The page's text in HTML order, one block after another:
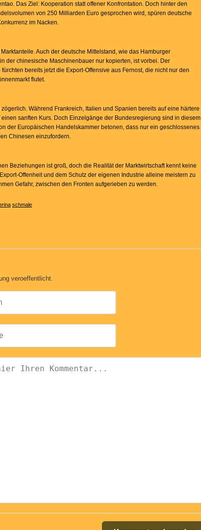
Das Ziel: Kooperation statt offener Konfrontation. Doch hinter den
von 250 Milliarden Euro gesprochen wird, spüren deutsche
im Nacken.
Auch der deutsche Mittelstand, wie das Hamburger
der chinesische Maschinenbauer nur kopierten, ist vorbei. Der
bereits jetzt die Export-Offensive aus Fernost, die nicht nur den
flutet.
Während Frankreich, Italien und Spanien bereits auf eine härtere
sanften Kurs. Doch Einzelgänge der Bundesregierung sind in diesem
der Europäischen Handelskammer betonen, dass nur ein geschlossenes
Chinesen einzufordern.
Beziehungen ist groß, doch die Realität der Marktwirtschaft kennt keine
Offenheit und dem Schutz der eigenen Industrie alleine meistern zu
Gefahr, zwischen den Fronten aufgerieben zu werden.
schmale
veroeffentlicht.